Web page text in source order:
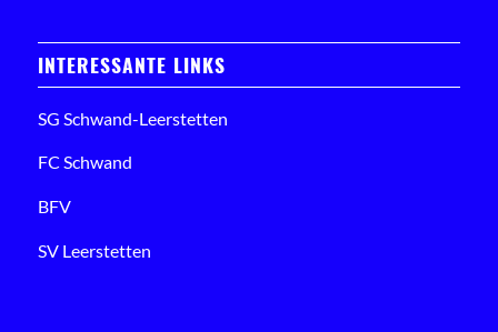
INTERESSANTE LINKS
SG Schwand-Leerstetten
FC Schwand
BFV
SV Leerstetten